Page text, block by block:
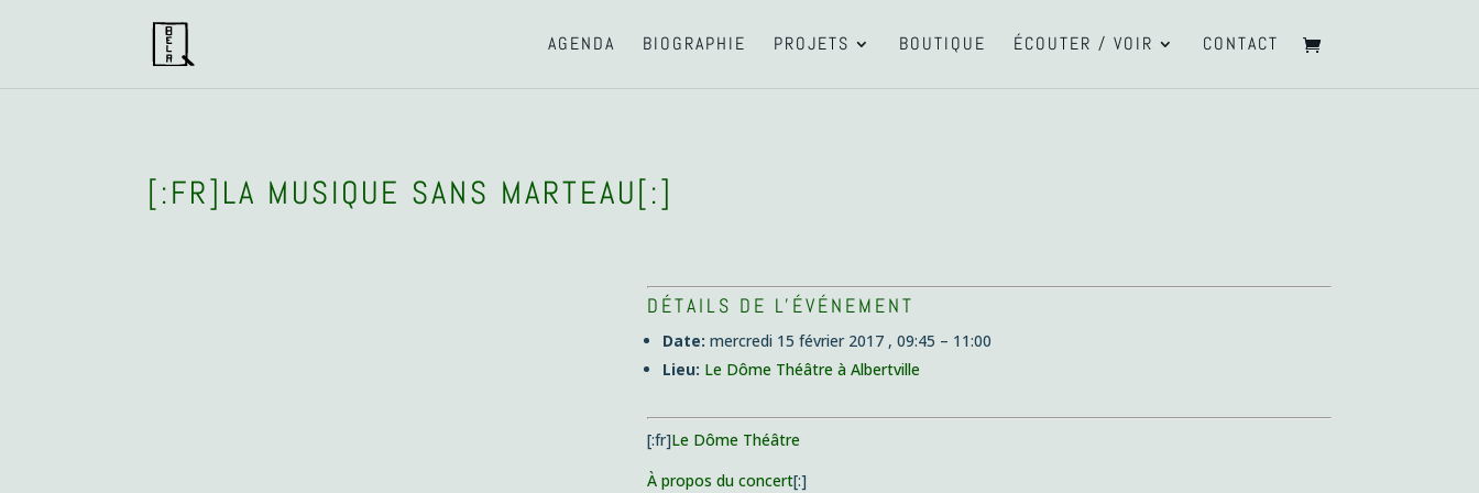
AGENDA BIOGRAPHIE PROJETS BOUTIQUE ÉCOUTER / VOIR CONTACT
[:FR]LA MUSIQUE SANS MARTEAU[:]
DÉTAILS DE L'ÉVÉNEMENT
Date: mercredi 15 février 2017 , 09:45 – 11:00
Lieu: Le Dôme Théâtre à Albertville
[:fr]Le Dôme Théâtre
À propos du concert[:]